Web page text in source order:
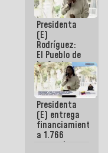
de Escuela
Militar de
Mamo en La
Guaira
Presidenta
(E)
Rodríguez:
El Pueblo de
La Guaira
siempre
estará
acompañada
por el
Gobierno
Nacional
Presidenta
(E) entrega
financiamientos
a 1.766
comerciantes